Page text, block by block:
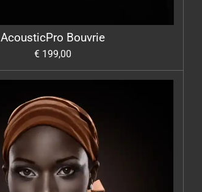
AcousticPro Bouvrie
€ 199,00